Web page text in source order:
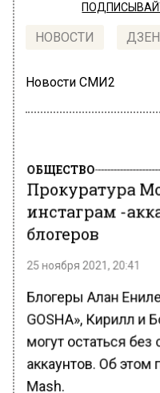
НОВОСТИ ДЗЕН
Новости СМИ2
ОБЩЕСТВО
Прокуратура
инстаграм -
блогеров
25 ноября 2021, 20:41
Блогеры Алан
GOSHA», Кирилл
могут остаться без
аккаунтов. Об этом
Mash.